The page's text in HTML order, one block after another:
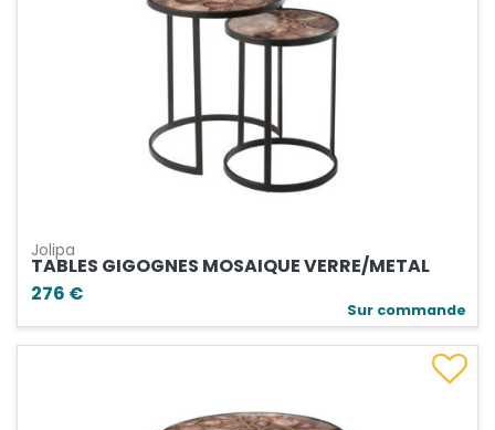
Jolipa
TABLES GIGOGNES MOSAIQUE VERRE/METAL
276 €
Sur commande